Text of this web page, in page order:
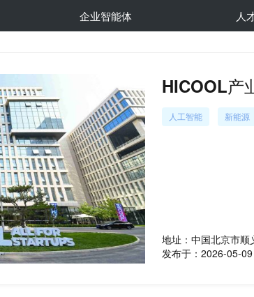
企业智能体 人
HICOOL产
人工智能 新能源
地址：中国北京市顺
发布于：2026-05-